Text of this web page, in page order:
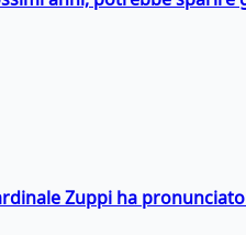
Zuppi ha